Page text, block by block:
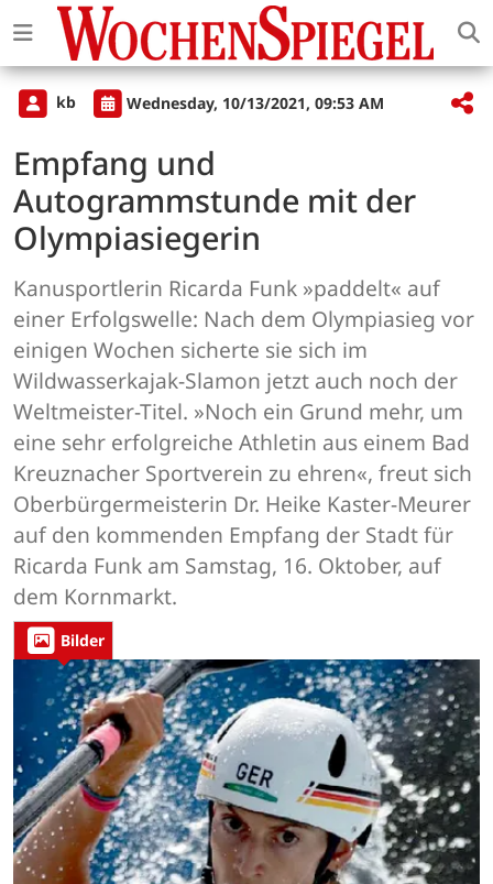
kb Wednesday, 10/13/2021, 09:53 AM
Empfang und
Autogrammstunde mit der
Olympiasiegerin
Kanusportlerin Ricarda Funk »paddelt« auf
einer Erfolgswelle: Nach dem Olympiasieg vor
einigen Wochen sicherte sie sich im
Wildwasserkajak-Slamon jetzt auch noch der
Weltmeister-Titel. »Noch ein Grund mehr, um
eine sehr erfolgreiche Athletin aus einem Bad
Kreuznacher Sportverein zu ehren«, freut sich
Oberbürgermeisterin Dr. Heike Kaster-Meurer
auf den kommenden Empfang der Stadt für
Ricarda Funk am Samstag, 16. Oktober, auf
dem Kornmarkt.
Bilder